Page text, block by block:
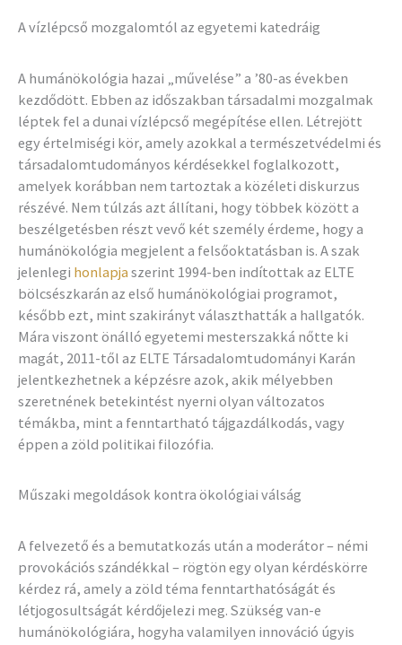
A vízlépcső mozgalomtól az egyetemi katedráig
A humánökológia hazai „művelése” a ’80-as években
kezdődött. Ebben az időszakban társadalmi mozgalmak
léptek fel a dunai vízlépcső megépítése ellen. Létrejött
egy értelmiségi kör, amely azokkal a természetvédelmi és
társadalomtudományos kérdésekkel foglalkozott,
amelyek korábban nem tartoztak a közéleti diskurzus
részévé. Nem túlzás azt állítani, hogy többek között a
beszélgetésben részt vevő két személy érdeme, hogy a
humánökológia megjelent a felsőoktatásban is. A szak
jelenlegi honlapja szerint 1994-ben indítottak az ELTE
bölcsészkarán az első humánökológiai programot,
később ezt, mint szakirányt választhatták a hallgatók.
Mára viszont önálló egyetemi mesterszakká nőtte ki
magát, 2011-től az ELTE Társadalomtudományi Karán
jelentkezhetnek a képzésre azok, akik mélyebben
szeretnének betekintést nyerni olyan változatos
témákba, mint a fenntartható tájgazdálkodás, vagy
éppen a zöld politikai filozófia.
Műszaki megoldások kontra ökológiai válság
A felvezető és a bemutatkozás után a moderátor – némi
provokációs szándékkal – rögtön egy olyan kérdéskörre
kérdez rá, amely a zöld téma fenntarthatóságát és
létjogosultságát kérdőjelezi meg. Szükség van-e
humánökológiára, hogyha valamilyen innováció úgyis